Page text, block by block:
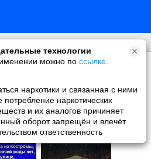
технологии
можно по ссылке
наркотики и связанная с ними
наркотических
и их аналогов причиняет
оборот запрещён и влечёт
ответственность